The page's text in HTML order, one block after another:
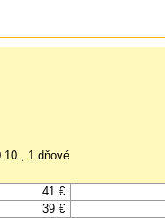
1 dňové
41 €
39 €